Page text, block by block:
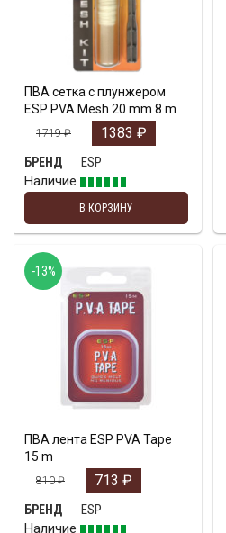
ПВА сетка с плунжером
ESP PVA Mesh 20 mm 8 m
1719₽ 1383 ₽
БРЕНД
ESP
Наличие
В КОРЗИНУ
ПВА лента ESP PVA Tape
15 m
810₽ 713 ₽
БРЕНД
ESP
Наличие
-13%